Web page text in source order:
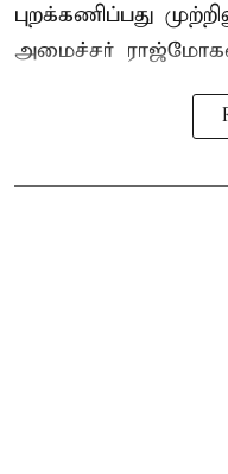
புறக்கணிப்பது
அமைச்சர்